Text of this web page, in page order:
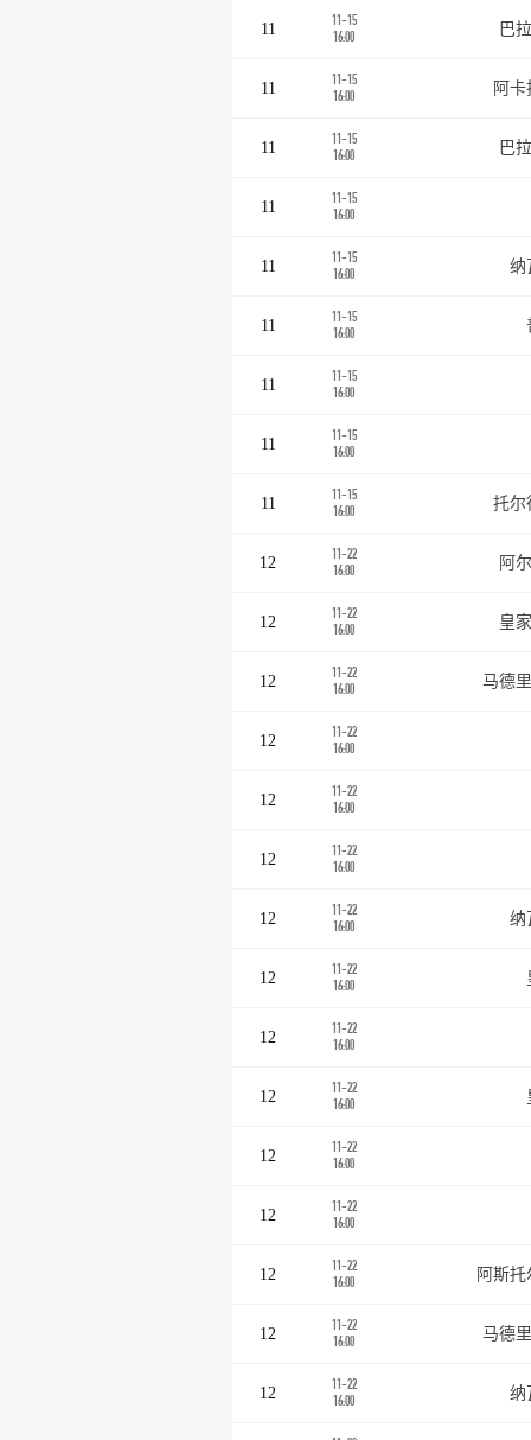
11
11-15
16:00
巴
11
11-15
16:00
阿
11
11-15
16:00
巴
11
11-15
16:00
11
11-15
16:00
纳
11
11-15
16:00
11
11-15
16:00
11
11-15
16:00
11
11-15
16:00
托尔
12
11-22
16:00
阿
12
11-22
16:00
皇
12
11-22
16:00
马德
12
11-22
16:00
12
11-22
16:00
12
11-22
16:00
12
11-22
16:00
纳
12
11-22
16:00
12
11-22
16:00
12
11-22
16:00
12
11-22
16:00
12
11-22
16:00
12
11-22
16:00
阿斯
12
11-22
16:00
马德
12
11-22
16:00
纳